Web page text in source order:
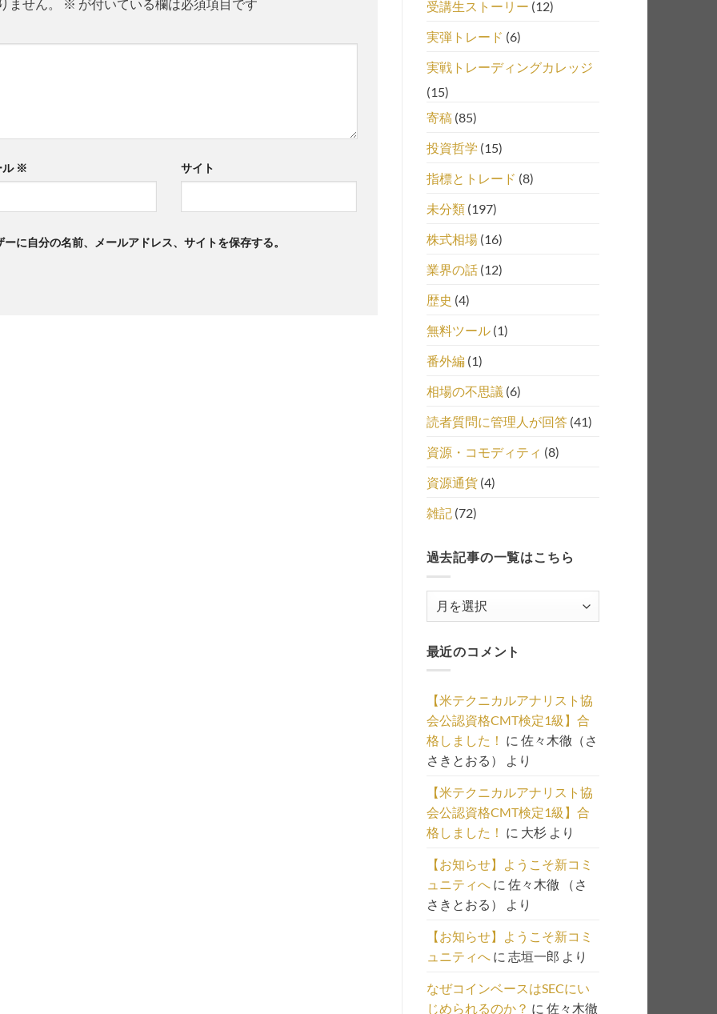
せん。 ※ が付いている欄は必須項目です
ル ※ サイト
に自分の名前、メールアドレス、サイトを保存する。
受講生ストーリー (12)
実弾トレード (6)
実戦トレーディングカレッジ
(15)
寄稿(85)
投資哲学 (15)
指標とトレード (8)
未分類(197)
株式相場(16)
業界の話(12)
歴史 (4)
無料ツール(1)
番外編(1)
相場の不思議 (6)
読者質問に管理人が回答(41)
資源・コモディティ (8)
資源通貨(4)
雑記(72)
過去記事の一覧はこちら
事
の
一
覧
は
こ
ち
ら
最近のコメント
【米テクニカルアナリスト協
会公認資格CMT検定1級】合
格しました！ に 佐々木徹（さ
さきとおる）
より
【米テクニカルアナリスト協
会公認資格CMT検定1級】合
格しました！ に 大杉より
【お知らせ】ようこそ新コミ
ュニティへに 佐々木徹 （さ
さきとおる）
より
【お知らせ】ようこそ新コミ
ュニティへに 志垣一郎 より
なぜコインベースはSECにい
じめられるのか？ に 佐々木徹